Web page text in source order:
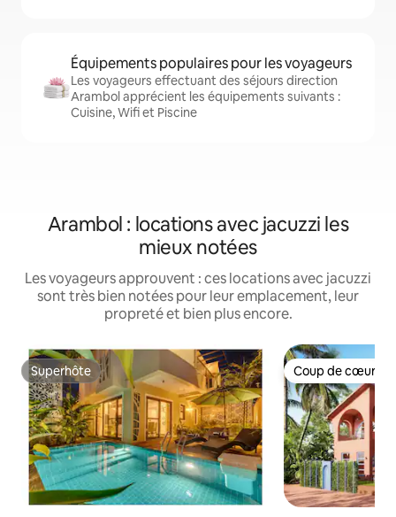
Équipements populaires pour les voyageurs
Les voyageurs effectuant des séjours direction
Arambol apprécient les équipements suivants :
Cuisine, Wifi et Piscine
Arambol : locations avec jacuzzi les
mieux notées
Les voyageurs approuvent : ces locations avec jacuzzi
sont très bien notées pour leur emplacement, leur
propreté et bien plus encore.
Superhôte
Superhôte Coup de cœur
Coup de cœur